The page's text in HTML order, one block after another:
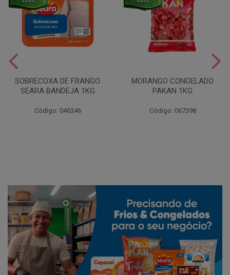
SOBRECOXA DE FRANGO
SEARA BANDEJA 1KG
Código: 046346
MORANGO CONGELADO
PAKAN 1KG
Código: 067398